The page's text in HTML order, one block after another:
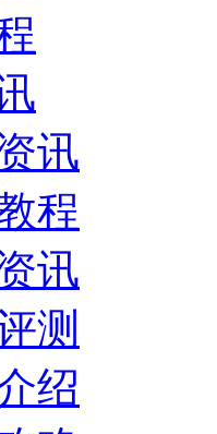
讯
程
讯
测
绍